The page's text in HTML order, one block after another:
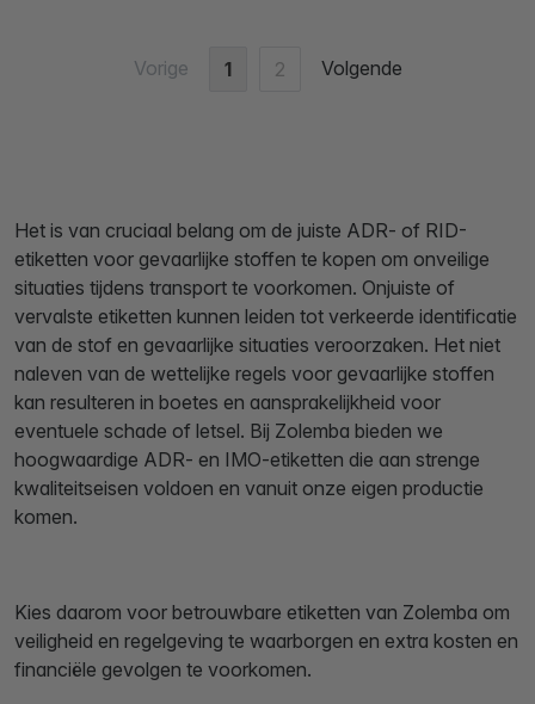
Vorige 1 2 Volgende
Het is van cruciaal belang om de juiste ADR- of RID-
etiketten voor gevaarlijke stoffen te kopen om onveilige
situaties tijdens transport te voorkomen. Onjuiste of
vervalste etiketten kunnen leiden tot verkeerde identificatie
van de stof en gevaarlijke situaties veroorzaken. Het niet
naleven van de wettelijke regels voor gevaarlijke stoffen
kan resulteren in boetes en aansprakelijkheid voor
eventuele schade of letsel. Bij Zolemba bieden we
hoogwaardige ADR- en IMO-etiketten die aan strenge
kwaliteitseisen voldoen en vanuit onze eigen productie
komen.
Kies daarom voor betrouwbare etiketten van Zolemba om
veiligheid en regelgeving te waarborgen en extra kosten en
financiële gevolgen te voorkomen.